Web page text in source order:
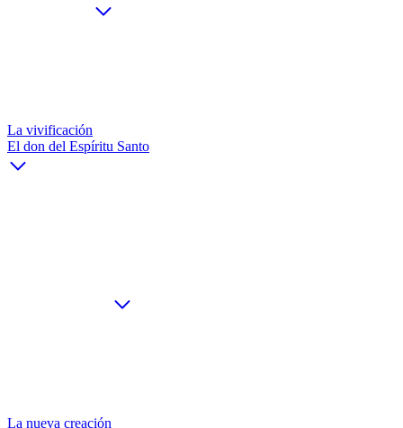
La vivificación
El don del Espíritu Santo
La nueva creación